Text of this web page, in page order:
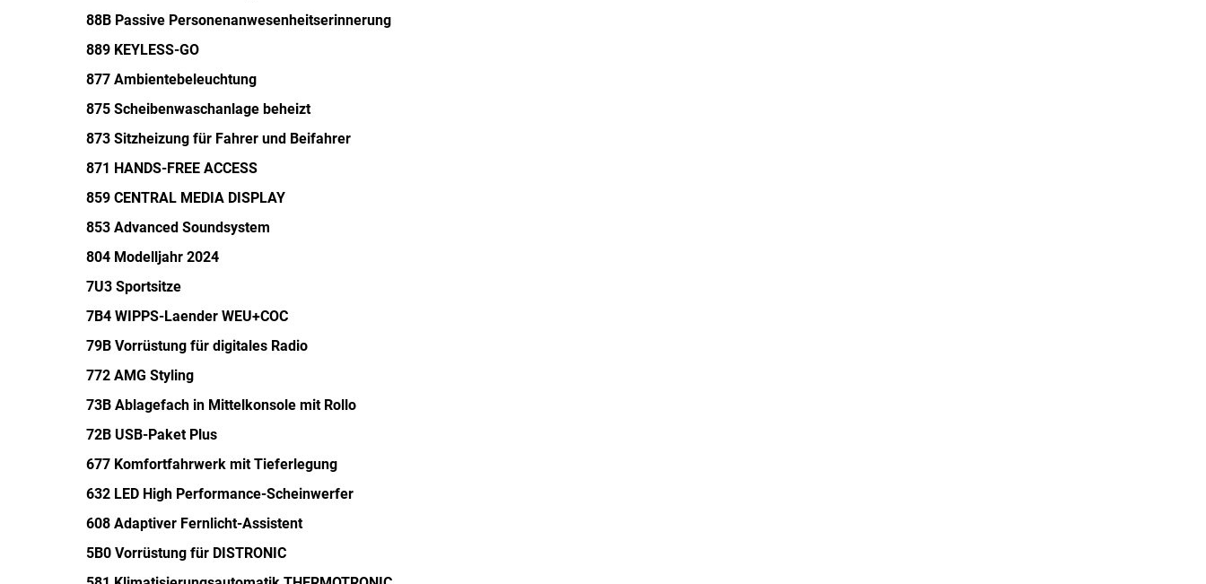
88B Passive Personenanwesenheitserinnerung
889 KEYLESS-GO
877 Ambientebeleuchtung
875 Scheibenwaschanlage beheizt
873 Sitzheizung für Fahrer und Beifahrer
871 HANDS-FREE ACCESS
859 CENTRAL MEDIA DISPLAY
853 Advanced Soundsystem
804 Modelljahr 2024
7U3 Sportsitze
7B4 WIPPS-Laender WEU+COC
79B Vorrüstung für digitales Radio
772 AMG Styling
73B Ablagefach in Mittelkonsole mit Rollo
72B USB-Paket Plus
677 Komfortfahrwerk mit Tieferlegung
632 LED High Performance-Scheinwerfer
608 Adaptiver Fernlicht-Assistent
5B0 Vorrüstung für DISTRONIC